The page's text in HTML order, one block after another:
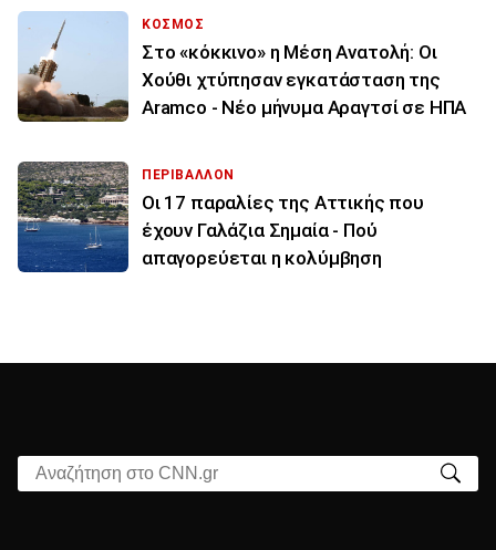
ΚΟΣΜΟΣ
Στο «κόκκινο» η Μέση Ανατολή: Οι
Χούθι χτύπησαν εγκατάσταση της
Aramco - Νέο μήνυμα Αραγτσί σε ΗΠΑ
ΠΕΡΙΒΑΛΛΟΝ
Οι 17 παραλίες της Αττικής που
έχουν Γαλάζια Σημαία - Πού
απαγορεύεται η κολύμβηση
Αναζήτηση στο CNN.gr